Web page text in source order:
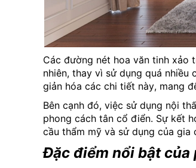
Các đường nét hoa văn tinh xảo
nhiên, thay vì sử dụng quá
giản hóa các chi tiết này, mang
Bên cạnh đó, việc sử dụng nội
phong cách tân cổ điển. Sự kết
cầu thẩm mỹ và sử dụng của gia
Đặc điểm nổi bật của